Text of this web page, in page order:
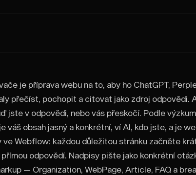
je příprava webu na to, aby ho ChatGPT,
přečíst, pochopit a citovat jako zdroj odpovědi.
jste v odpovědi, nebo vás přeskočí. Podle
váš obsah jasný a konkrétní, ví AI, kdo jste, a je
Webflow: každou důležitou stránku začněte
odpovědí. Nadpisy pište jako konkrétní
— Organization, WebPage, Article, FAQ a